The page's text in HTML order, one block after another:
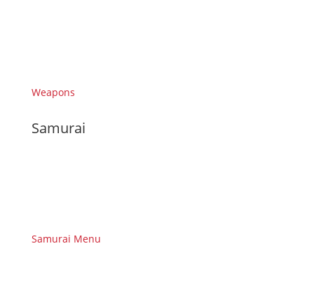
Weapons
Samurai
Samurai Menu